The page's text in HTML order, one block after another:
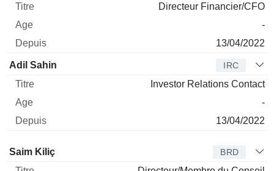
Directeur Financier/CFO
-
13/04/2022
Adil Sahin IRC
Investor Relations Contact
-
13/04/2022
Administrateur
Saim Kiliç BRD